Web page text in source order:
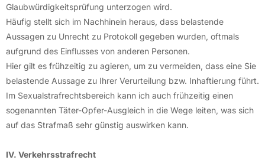
Glaubwürdigkeitsprüfung unterzogen wird.
Häufig stellt sich im Nachhinein heraus, dass belastende
Aussagen zu Unrecht zu Protokoll gegeben wurden, oftmals
aufgrund des Einflusses von anderen Personen.
Hier gilt es frühzeitig zu agieren, um zu vermeiden, dass eine Sie
belastende Aussage zu Ihrer Verurteilung bzw. Inhaftierung führt.
Im Sexualstrafrechtsbereich kann ich auch frühzeitig einen
sogenannten Täter-Opfer-Ausgleich in die Wege leiten, was sich
auf das Strafmaß sehr günstig auswirken kann.
IV. Verkehrsstrafrecht